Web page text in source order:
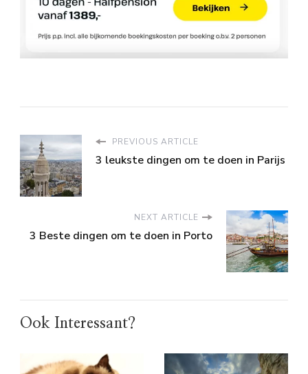
PREVIOUS ARTICLE
3 leukste dingen om te doen in Parijs
NEXT ARTICLE
3 Beste dingen om te doen in Porto
Ook Interessant?